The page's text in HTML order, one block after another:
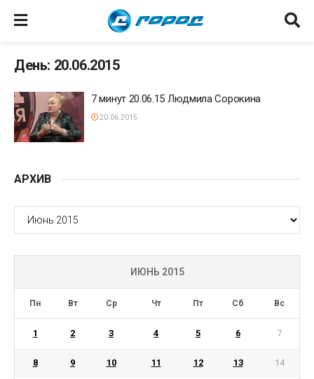
День: 20.06.2015
7 минут 20.06.15 Людмила Сорокина
20.06.2015
АРХИВ
АРХИВ
ИЮНЬ 2015
Пн Вт Ср Чт Пт Сб Вс
1 2 3 4 5 6 7
8 9 10 11 12 13 14